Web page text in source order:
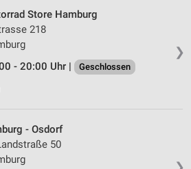
❯
Store Hamburg
218
- 20:00 Uhr |
Geschlossen
- Osdorf
50
Daten zur Auswahl von
für personalisierte
zur Personalisierung